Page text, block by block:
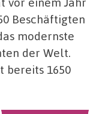
Beschäftigten
modernste
der Welt.
bereits 1650